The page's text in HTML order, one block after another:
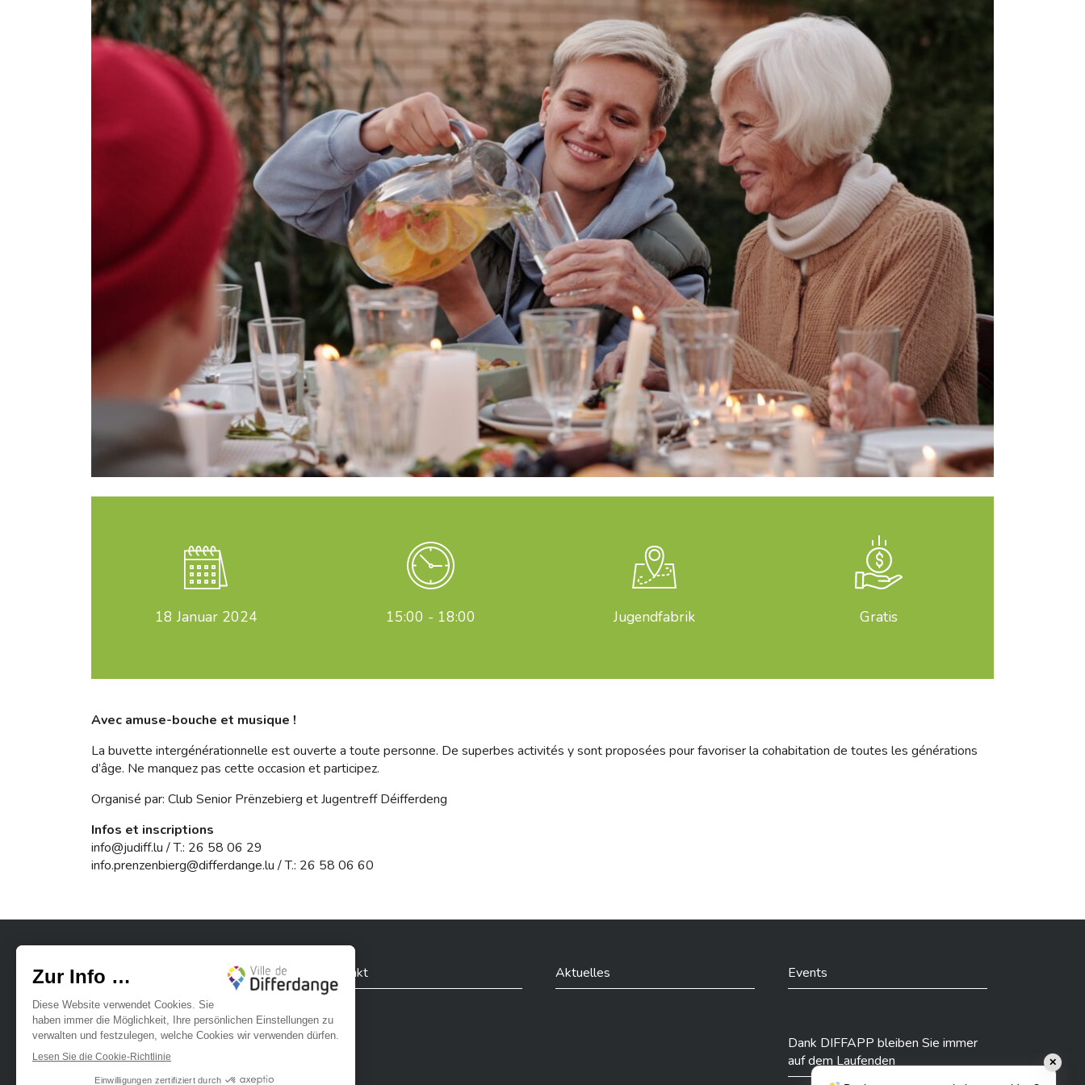
18 Januar 2024 15:00 - 18:00 Jugendfabrik Gratis
Avec amuse-bouche et musique !
La buvette intergénérationnelle est ouverte a toute personne. De superbes activités y sont proposées pour favoriser la cohabitation de toutes les générations
d’âge. Ne manquez pas cette occasion et participez.
Organisé par: Club Senior Prënzebierg et Jugentreff Déifferdeng
Infos et inscriptions
info@judiff.lu/ T.: 26 58 06 29
info.prenzenbierg@differdange.lu/ T.: 26 58 06 60
Ville de Differdange sur Facebook
Ville de Differdange sur Instagram
Ville de Differdange sur YouTube
Ville de Differdange sur TikTok
Ville de Differdange sur Linkedin
Hoplr
Kontakt Aktuelles Events
Dank DIFFAPP bleiben Sie immer
auf dem Laufenden
✕